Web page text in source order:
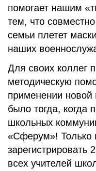
помогает нашим
тем, что
семьи плетет
наших
Для своих коллег
методическую
применении новой
было тогда, когда
школьных
«Сферум»! Только
зарегистрировать
всех учителей